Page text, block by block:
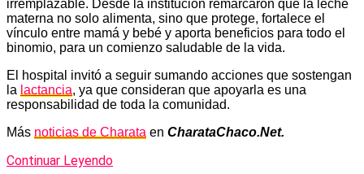
irremplazable. Desde la institución remarcaron que la leche
materna no solo alimenta, sino que protege, fortalece el
vínculo entre mamá y bebé y aporta beneficios para todo el
binomio, para un comienzo saludable de la vida.
El hospital invitó a seguir sumando acciones que sostengan
la lactancia, ya que consideran que apoyarla es una
responsabilidad de toda la comunidad.
Más noticias de Charata en CharataChaco.Net.
Continuar Leyendo